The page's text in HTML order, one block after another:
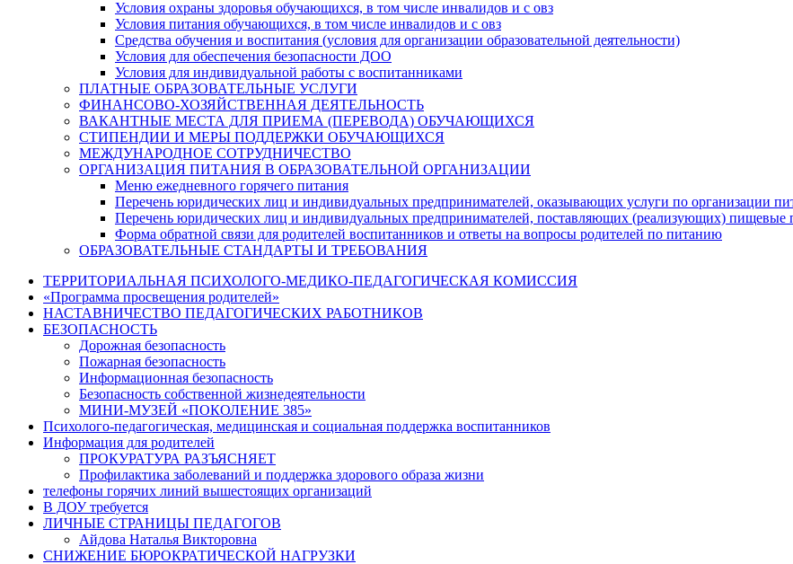
Условия охраны здоровья обучающихся, в том числе инвалидов и с овз
Условия питания обучающихся, в том числе инвалидов и с овз
Средства обучения и воспитания (условия для организации образовательной деятельности)
Условия для обеспечения безопасности ДОО
Условия для индивидуальной работы с воспитанниками
ПЛАТНЫЕ ОБРАЗОВАТЕЛЬНЫЕ УСЛУГИ
ФИНАНСОВО-ХОЗЯЙСТВЕННАЯ ДЕЯТЕЛЬНОСТЬ
ВАКАНТНЫЕ МЕСТА ДЛЯ ПРИЕМА (ПЕРЕВОДА) ОБУЧАЮЩИХСЯ
СТИПЕНДИИ И МЕРЫ ПОДДЕРЖКИ ОБУЧАЮЩИХСЯ
МЕЖДУНАРОДНОЕ СОТРУДНИЧЕСТВО
ОРГАНИЗАЦИЯ ПИТАНИЯ В ОБРАЗОВАТЕЛЬНОЙ ОРГАНИЗАЦИИ
Меню ежедневного горячего питания
Перечень юридических лиц и индивидуальных предпринимателей, оказывающих услуги по организации
Перечень юридических лиц и индивидуальных предпринимателей, поставляющих (реализующих)
Форма обратной связи для родителей воспитанников и ответы на вопросы родителей по питанию
ОБРАЗОВАТЕЛЬНЫЕ СТАНДАРТЫ И ТРЕБОВАНИЯ
ТЕРРИТОРИАЛЬНАЯ ПСИХОЛОГО-МЕДИКО-ПЕДАГОГИЧЕСКАЯ КОМИССИЯ
«Программа просвещения родителей»
НАСТАВНИЧЕСТВО ПЕДАГОГИЧЕСКИХ РАБОТНИКОВ
БЕЗОПАСНОСТЬ
Дорожная безопасность
Пожарная безопасность
Информационная безопасность
Безопасность собственной жизнедеятельности
МИНИ-МУЗЕЙ «ПОКОЛЕНИЕ 385»
Психолого-педагогическая, медицинская и социальная поддержка воспитанников
Информация для родителей
ПРОКУРАТУРА РАЗЪЯСНЯЕТ
Профилактика заболеваний и поддержка здорового образа жизни
телефоны горячих линий вышестоящих организаций
В ДОУ требуется
ЛИЧНЫЕ СТРАНИЦЫ ПЕДАГОГОВ
Айдова Наталья Викторовна
СНИЖЕНИЕ БЮРОКРАТИЧЕСКОЙ НАГРУЗКИ